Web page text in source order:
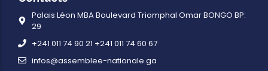
Palais Léon MBA Boulevard Triomphal Omar BONGO BP:
29
+241 011 74 90 21 +241 011 74 60 67
infos@assemblee-nationale.ga